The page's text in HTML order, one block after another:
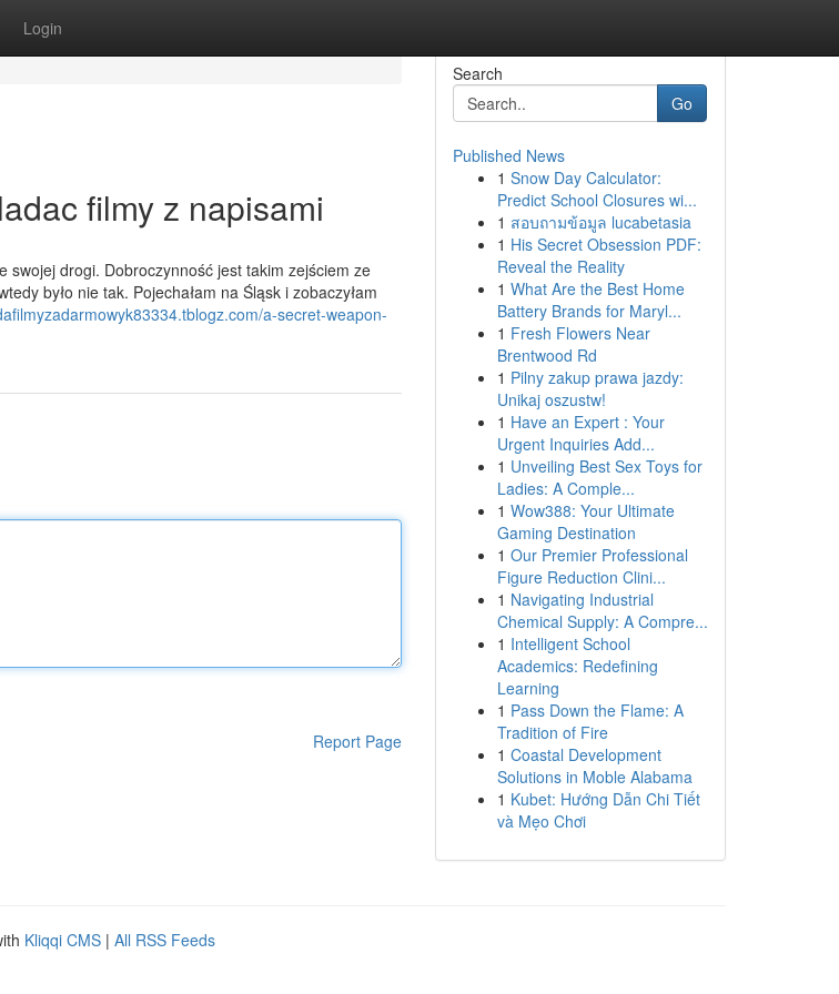
Login
filmy z napisami
swojej drogi. Dobroczynność jest takim zejściem ze
było nie tak. Pojechałam na Śląsk i zobaczyłam
a-secret-weapon-
Report Page
Search
Go
Published News
1 Snow Day Calculator:
Predict School Closures wi...
1 สอบถามข้อมูล lucabetasia
1 His Secret Obsession PDF:
Reveal the Reality
1 What Are the Best Home
Battery Brands for Maryl...
1 Fresh Flowers Near
Brentwood Rd
1 Pilny zakup prawa jazdy:
Unikaj oszustw!
1 Have an Expert : Your
Urgent Inquiries Add...
1 Unveiling Best Sex Toys for
Ladies: A Comple...
1 Wow388: Your Ultimate
Gaming Destination
1 Our Premier Professional
Figure Reduction Clini...
1 Navigating Industrial
Chemical Supply: A Compre...
1 Intelligent School
Academics: Redefining
Learning
1 Pass Down the Flame: A
Tradition of Fire
1 Coastal Development
Solutions in Moble Alabama
1 Kubet: Hướng Dẫn Chi Tiết
và Mẹo Chơi
Kliqqi CMS | All RSS Feeds